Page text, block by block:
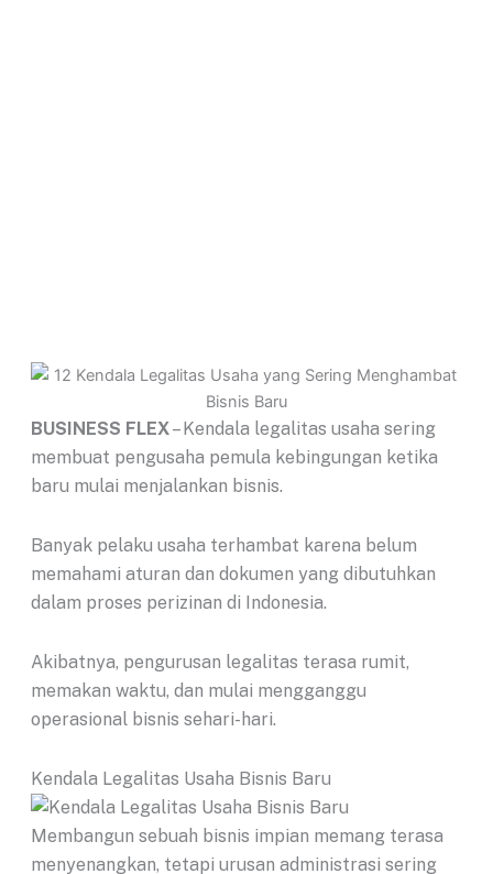
BUSINESS FLEX– Kendala legalitas usaha sering
membuat pengusaha pemula kebingungan ketika
baru mulai menjalankan bisnis.
Banyak pelaku usaha terhambat karena belum
memahami aturan dan dokumen yang dibutuhkan
dalam proses perizinan di Indonesia.
Akibatnya, pengurusan legalitas terasa rumit,
memakan waktu, dan mulai mengganggu
operasional bisnis sehari-hari.
Kendala Legalitas Usaha Bisnis Baru
Membangun sebuah bisnis impian memang terasa
menyenangkan, tetapi urusan administrasi sering